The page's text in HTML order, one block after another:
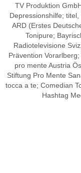
TV Produktion
Depressionshilfe;
ARD (Erstes
Tonipure;
Radiotelevisione
Prävention Vorarlberg;
pro mente Austria
Stiftung Pro Mente
tocca a te; Comedian
Hashtag